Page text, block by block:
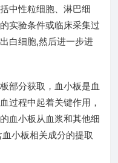
中性粒细胞、淋巴细
实验条件或临床采集过
白细胞,然后进一步进
部分获取，血小板是血
过程中起着关键作用，
血小板从血浆和其他细
小板相关成分的提取